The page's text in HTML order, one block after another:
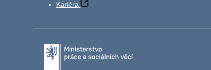
Kariéra